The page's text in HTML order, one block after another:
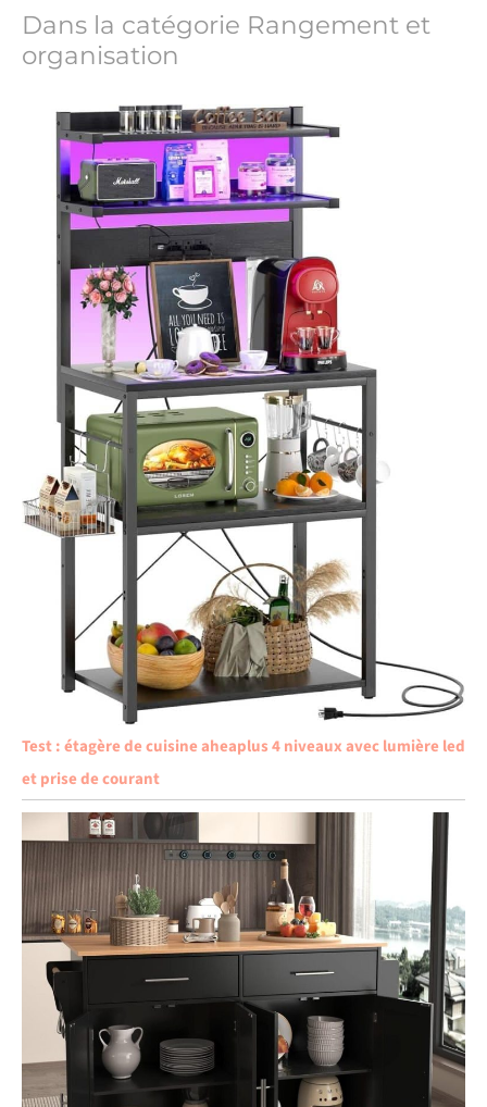
Dans la catégorie Rangement et
organisation
Test : étagère de cuisine aheaplus 4 niveaux avec lumière led
et prise de courant